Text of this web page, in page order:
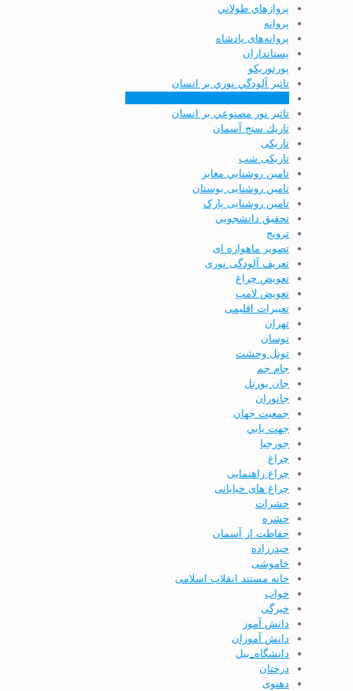
پروازهاي طولاني
پروانه
پروانه‌های پادشاه
پستانداران
پورتوریکو
تاثير آلودگي نوري بر انسان
تاثير نور مصنوعي بر انسان
تاريك سنج آسمان
تاریکی
تاریکی شب
تامين روشنايي معابر
تامین روشنایی بوستان
تامین روشنایی پارک
تحقيق دانشجويي
ترویج
تصویر ماهواره ای
تعریف آلودگی نوری
تعویض چراغ
تعویض لامپ
تغییرات اقلیمی
تهران
توسان
تونل وحشت
جام جم
جان بورتل
جانوران
جمعيت جهان
جهت يابي
جورجيا
چراغ
چراغ راهنمایی
چراغ های خیابانی
حشرات
حشره
حفاظت از آسمان
حيدرزاده
خاموشی
خانه مستند انقلاب اسلامی
خواب
خیرگی
دانش آموز
دانش آموزان
دانشگاه_ییل
درختان
دهنوی